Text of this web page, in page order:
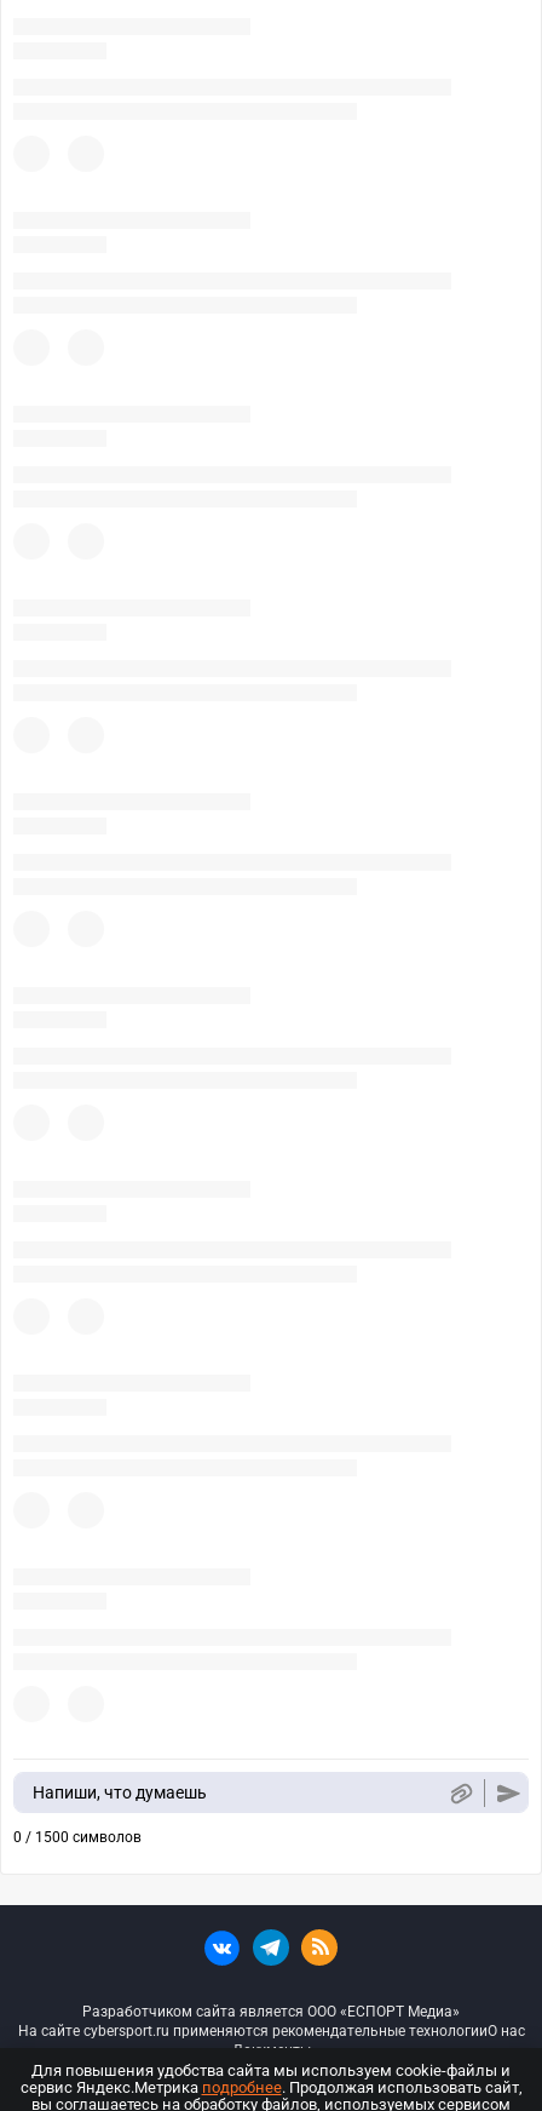
Напиши, что думаешь
0 / 1500 символов
Разработчиком сайта является ООО «ЕСПОРТ Медиа»
На сайте cybersport.ru применяются рекомендательные технологииО нас
Документы
© ООО «Киберспорт.ру» — Все права защищены
Для повышения удобства сайта мы используем cookie-файлы и
сервис Яндекс.Метрика подробнее. Продолжая использовать сайт,
вы соглашаетесь на обработку файлов, используемых сервисом